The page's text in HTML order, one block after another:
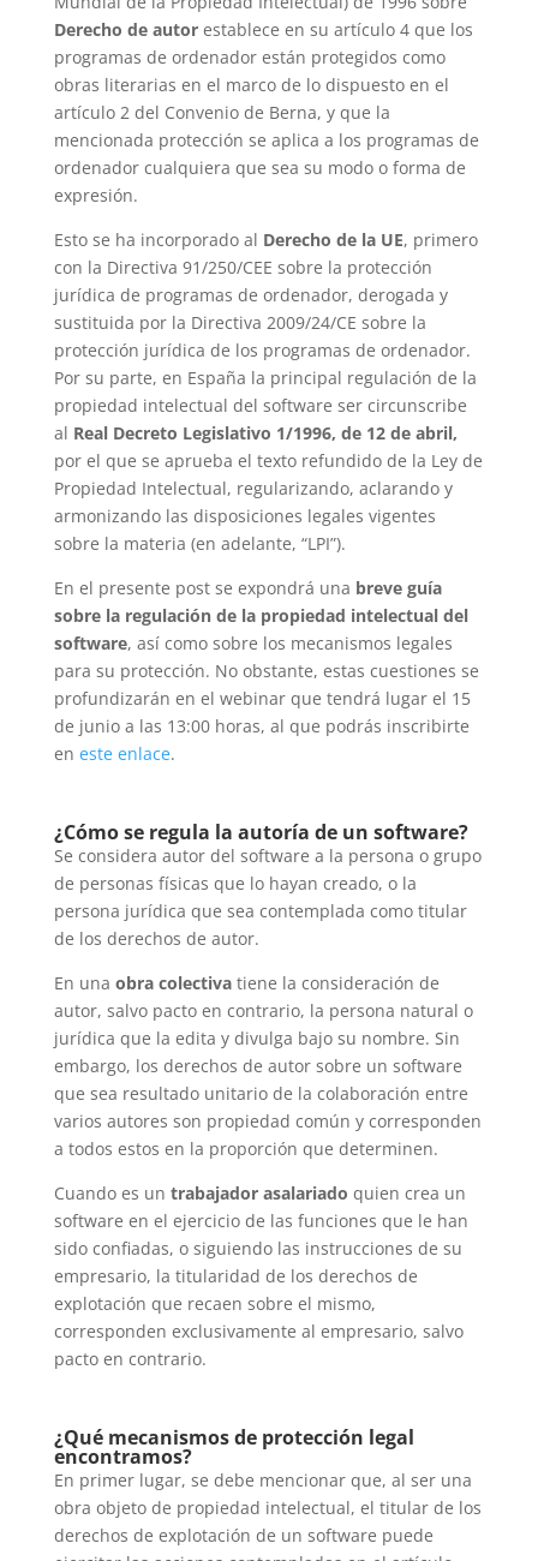
Derecho de autor establece en su artículo 4 que los
programas de ordenador están protegidos como
obras literarias en el marco de lo dispuesto en el
artículo 2 del Convenio de Berna, y que la
mencionada protección se aplica a los programas de
ordenador cualquiera que sea su modo o forma de
expresión.
Esto se ha incorporado al Derecho de la UE, primero
con la Directiva 91/250/CEE sobre la protección
jurídica de programas de ordenador, derogada y
sustituida por la Directiva 2009/24/CE sobre la
protección jurídica de los programas de ordenador.
Por su parte, en España la principal regulación de la
propiedad intelectual del software ser circunscribe
al Real Decreto Legislativo 1/1996, de 12 de abril,
por el que se aprueba el texto refundido de la Ley de
Propiedad Intelectual, regularizando, aclarando y
armonizando las disposiciones legales vigentes
sobre la materia (en adelante, “LPI”).
En el presente post se expondrá una breve guía
sobre la regulación de la propiedad intelectual del
software, así como sobre los mecanismos legales
para su protección. No obstante, estas cuestiones se
profundizarán en el webinar que tendrá lugar el 15
de junio a las 13:00 horas, al que podrás inscribirte
en este enlace.
¿Cómo se regula la autoría de un software?
Se considera autor del software a la persona o grupo
de personas físicas que lo hayan creado, o la
persona jurídica que sea contemplada como titular
de los derechos de autor.
En una obra colectivatiene la consideración de
autor, salvo pacto en contrario, la persona natural o
jurídica que la edita y divulga bajo su nombre. Sin
embargo, los derechos de autor sobre un software
que sea resultado unitario de la colaboración entre
varios autores son propiedad común y corresponden
a todos estos en la proporción que determinen.
Cuando es un trabajador asalariado quien crea un
software en el ejercicio de las funciones que le han
sido confiadas, o siguiendo las instrucciones de su
empresario, la titularidad de los derechos de
explotación que recaen sobre el mismo,
corresponden exclusivamente al empresario, salvo
pacto en contrario.
¿Qué mecanismos de protección legal
encontramos?
En primer lugar, se debe mencionar que, al ser una
obra objeto de propiedad intelectual, el titular de los
derechos de explotación de un software puede